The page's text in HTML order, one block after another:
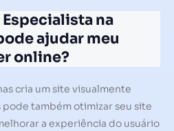
na
ajudar meu
online?
cria um site visualmente
também otimizar seu site
a experiência do usuário